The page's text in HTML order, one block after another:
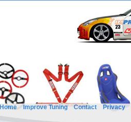
Home Improve Tuning Contact Privacy